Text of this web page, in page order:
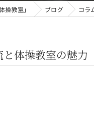
操教室」 ブログ コラ
体操教室の魅力